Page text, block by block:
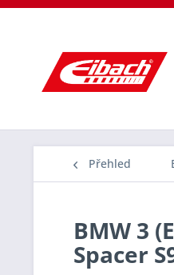
Přehled
BMW 3
Spacer